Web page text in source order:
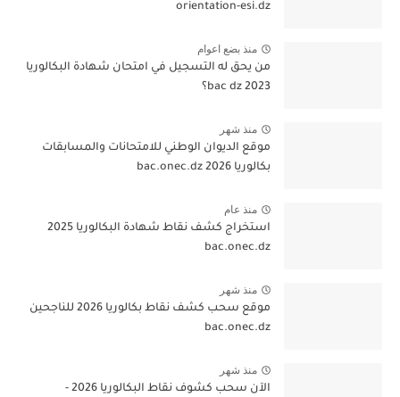
orientation-esi.dz
منذ بضع اعوام
من يحق له التسجيل في امتحان شهادة البكالوريا
bac dz 2023؟
منذ شهر
موقع الديوان الوطني للامتحانات والمسابقات
بكالوريا 2026 bac.onec.dz
منذ عام
استخراج كشف نقاط شهادة البكالوريا 2025
bac.onec.dz
منذ شهر
موقع سحب كشف نقاط بكالوريا 2026 للناجحين
bac.onec.dz
منذ شهر
الآن سحب كشوف نقاط البكالوريا 2026 -